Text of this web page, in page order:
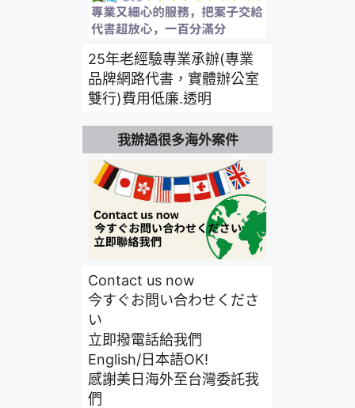
25年老經驗專業承辦(專業
品牌網路代書，實體辦公室
雙行)費用低廉.透明
我辦過很多海外案件
Contact us now
今すぐお問い合わせくださ
い
立即撥電話給我們
English/日本語OK!
感謝美日海外至台灣委託我
們